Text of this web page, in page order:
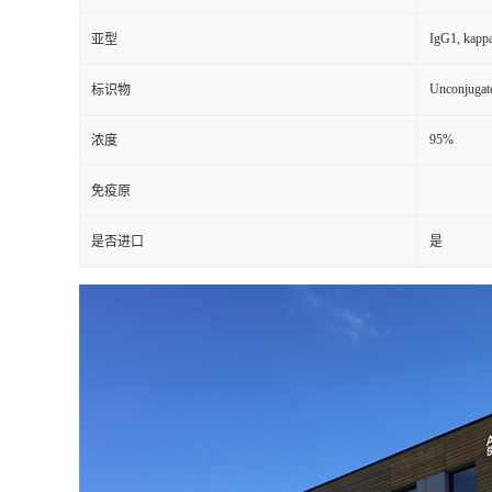
亚型 IgG1,
标识物
浓度 95%
免疫原
是否进口 是